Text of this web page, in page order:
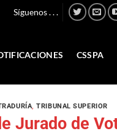
Síguenos . . .
CSSPA
,TRIBUNAL SUPERIOR
Jurado de